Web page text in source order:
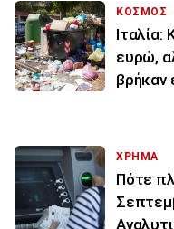
ΚΟΣΜΟΣ
ευρώ,
βρήκαν
ΧΡΗΜΑ
Πότε